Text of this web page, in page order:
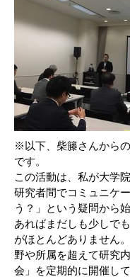
※以下、柴籐さんから
です。
この活動は、私が大学
研究者間でコミュニケ
う？」という疑問から
あればまだしも少しで
がほとんどありません
野や所属を超えて研究
会」を定期的に開催して